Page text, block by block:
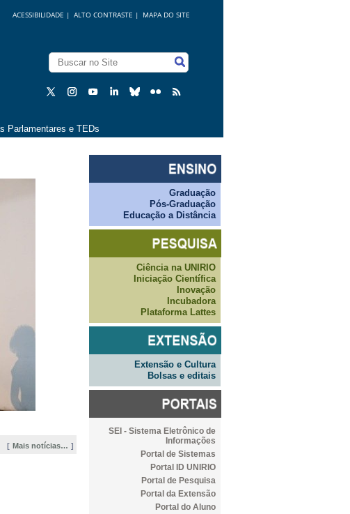
MAPA DO SITE
ALTO CONTRASTE |
ACESSIBILIDADE |
Parlamentares e TEDs
Mais notícias…
Graduação
Pós-Graduação
Educação a Distância
Ciência na UNIRIO
Iniciação Científica
Inovação
Incubadora
Plataforma Lattes
Extensão e Cultura
Bolsas e editais
SEI - Sistema Eletrônico de
Informações
Portal de Sistemas
Portal ID UNIRIO
Portal de Pesquisa
Portal da Extensão
Portal do Aluno